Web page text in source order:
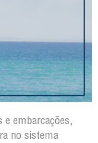
embarcações,
no sistema